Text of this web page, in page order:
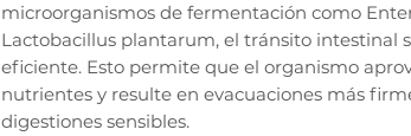
microorganismos de fermentación como
Lactobacillus plantarum, el tránsito intestinal
eficiente. Esto permite que el organismo
nutrientes y resulte en evacuaciones más
digestiones sensibles.